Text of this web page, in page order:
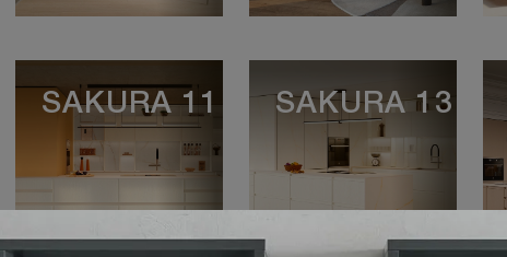
SAKURA 11 SAKURA 13